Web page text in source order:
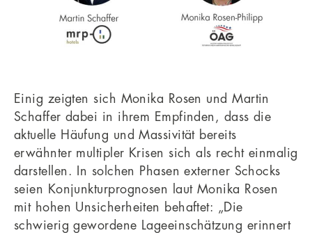
Einig zeigten sich Monika Rosen und Martin
Schaffer dabei in ihrem Empfinden, dass die
aktuelle Häufung und Massivität bereits
erwähnter multipler Krisen sich als recht einmalig
darstellen. In solchen Phasen externer Schocks
seien Konjunkturprognosen laut Monika Rosen
mit hohen Unsicherheiten behaftet: „Die
schwierig gewordene Lageeinschätzung erinnert